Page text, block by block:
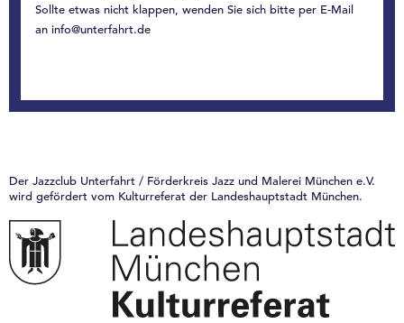
Sollte etwas nicht klappen, wenden Sie sich bitte per E-Mail
an info@unterfahrt.de
Der Jazzclub Unterfahrt / Förderkreis Jazz und Malerei München e.V.
wird gefördert vom Kulturreferat der Landeshauptstadt München.